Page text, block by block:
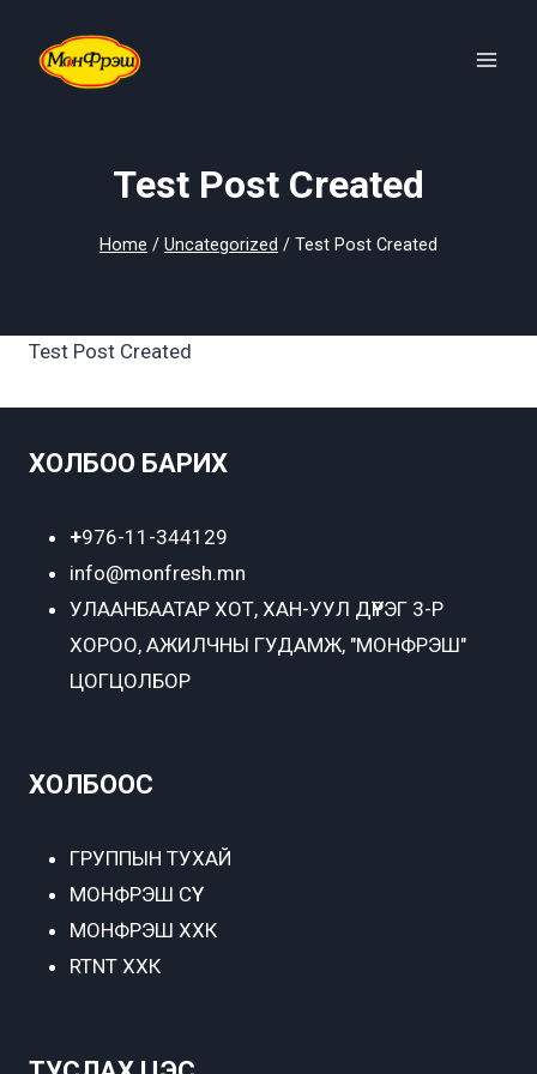
content
Test Post Created
Home / Uncategorized / Test Post Created
Test Post Created
ХОЛБОО БАРИХ
+976-11-344129
info@monfresh.mn
УЛААНБААТАР ХОТ, ХАН-УУЛ ДҮҮРЭГ 3-Р
ХОРОО, АЖИЛЧНЫ ГУДАМЖ, "МОНФРЭШ"
ЦОГЦОЛБОР
ХОЛБООС
ГРУППЫН ТУХАЙ
МОНФРЭШ СҮҮ
МОНФРЭШ ХХК
RTNT ХХК